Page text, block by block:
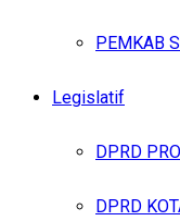
PEMKAB
Legislatif
DPRD
DPRD